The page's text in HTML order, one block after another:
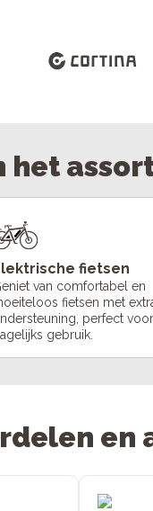
het
fietsen
van comfortabel en
fietsen met
perfect voor
gebruik.
en